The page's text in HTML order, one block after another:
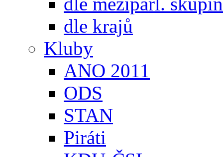
dle krajů
Kluby
ANO 2011
ODS
STAN
Piráti